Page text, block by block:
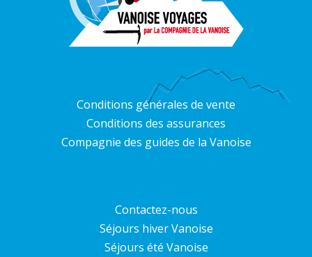
Conditions générales de vente
Conditions des assurances
Compagnie des guides de la Vanoise
Contactez-nous
Séjours hiver Vanoise
Séjours été Vanoise